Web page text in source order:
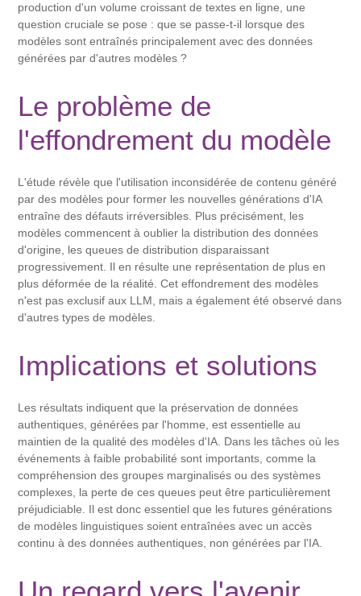
production d'un volume croissant de textes en ligne, une
question cruciale se pose : que se passe-t-il lorsque des
modèles sont entraînés principalement avec des données
générées par d'autres modèles ?
Le problème de
l'effondrement du modèle
L'étude révèle que l'utilisation inconsidérée de contenu généré
par des modèles pour former les nouvelles générations d'IA
entraîne des défauts irréversibles. Plus précisément, les
modèles commencent à oublier la distribution des données
d'origine, les queues de distribution disparaissant
progressivement. Il en résulte une représentation de plus en
plus déformée de la réalité. Cet effondrement des modèles
n'est pas exclusif aux LLM, mais a également été observé dans
d'autres types de modèles.
Implications et solutions
Les résultats indiquent que la préservation de données
authentiques, générées par l'homme, est essentielle au
maintien de la qualité des modèles d'IA. Dans les tâches où les
événements à faible probabilité sont importants, comme la
compréhension des groupes marginalisés ou des systèmes
complexes, la perte de ces queues peut être particulièrement
préjudiciable. Il est donc essentiel que les futures générations
de modèles linguistiques soient entraînées avec un accès
continu à des données authentiques, non générées par l'IA.